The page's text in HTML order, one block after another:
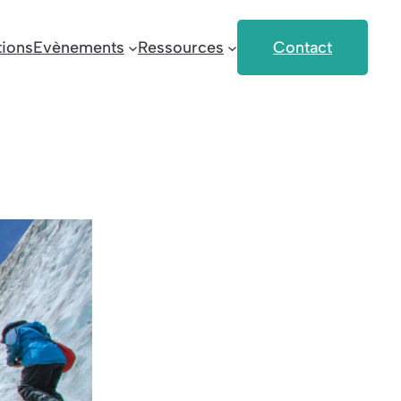
Evènements Ressources Contact